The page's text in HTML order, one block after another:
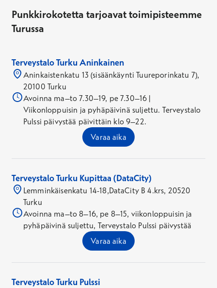
Punkkirokotetta tarjoavat toimipisteemme
Turussa
Terveystalo Turku Aninkainen
Aninkaistenkatu 13 (sisäänkäynti Tuureporinkatu 7),
20100 Turku
Avoinna ma–to 7.30–19, pe 7.30–16 |
Viikonloppuisin ja pyhäpäivinä suljettu. Terveystalo
Pulssi päivystää päivittäin klo 9–22.
Varaa aika
Terveystalo Turku Kupittaa (DataCity)
Lemminkäisenkatu 14-18,DataCity B 4.krs, 20520
Turku
Avoinna ma–to 8–16, pe 8–15, viikonloppuisin ja
pyhäpäivinä suljettu, Terveystalo Pulssi päivystää
Varaa aika
Terveystalo Turku Pulssi